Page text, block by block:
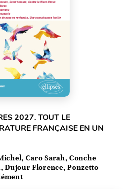
2027. TOUT LE
FRANÇAISE EN UN
Caro Sarah, Conche
Dujour Florence, Ponzetto